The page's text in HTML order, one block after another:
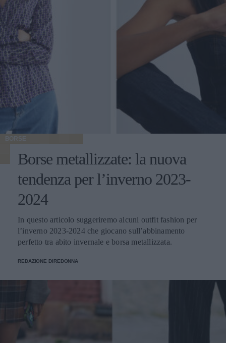
BORSE
Borse metallizzate: la nuova
tendenza per l’inverno 2023-
2024
In questo articolo suggeriremo alcuni outfit fashion per
l’inverno 2023-2024 che giocano sull’abbinamento
perfetto tra abito invernale e borsa metallizzata.
REDAZIONE DIREDONNA